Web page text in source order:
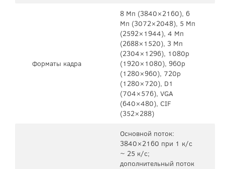
Форматы кадра
8 Mп (3840×2160), 6
Mп (3072×2048), 5 Mп
(2592×1944), 4 Mп
(2688×1520), 3 Mп
(2304×1296), 1080p
(1920×1080), 960p
(1280×960), 720p
(1280×720), D1
(704×576), VGA
(640×480), CIF
(352×288)
Основной поток:
3840×2160 при 1 к/с
~ 25 к/с;
дополнительный поток